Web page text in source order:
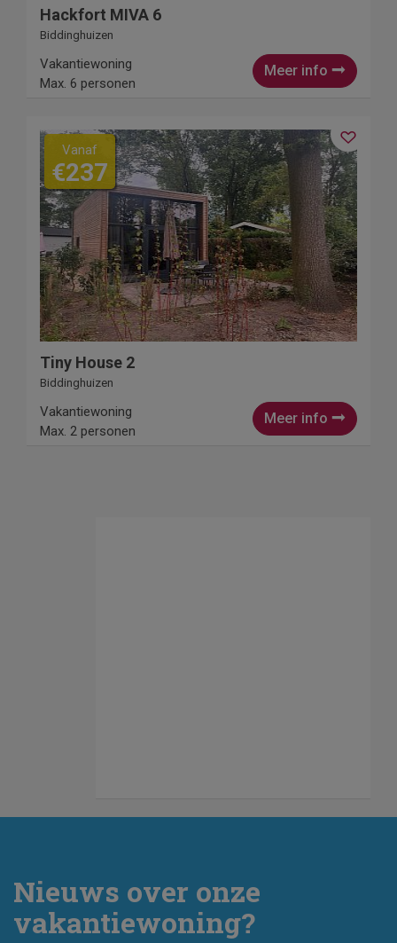
Hackfort MIVA 6
Biddinghuizen
Meer info
Vakantiewoning
Max. 6 personen
Vanaf
€237
Tiny House 2
Biddinghuizen
Meer info
Vakantiewoning
Max. 2 personen
Nieuws over onze
vakantiewoning?